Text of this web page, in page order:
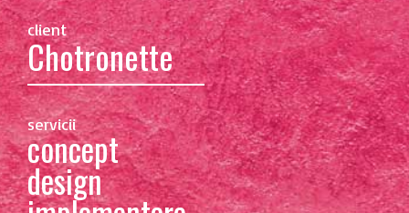
client
Chotronette
servicii
concept
design